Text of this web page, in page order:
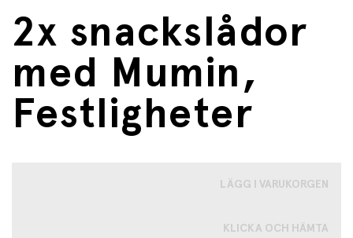
2x snackslådor
med Mumin,
Festligheter
LÄGG I VARUKORGEN
KLICKA OCH HÄMTA